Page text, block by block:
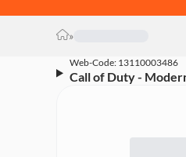
»
Web-Code: 13110003486
Call of Duty -